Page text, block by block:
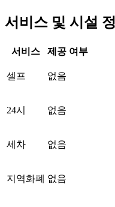
서비스 및 시설
서비스 제공 여부
셀프 없음
24시 없음
세차 없음
지역화폐 없음